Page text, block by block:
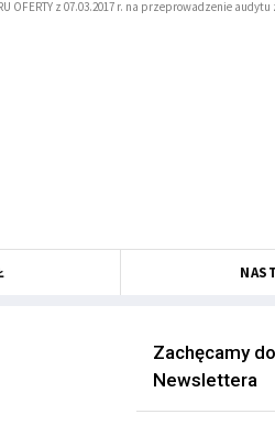
OFERTY z 07.03.2017 r. na przeprowadzenie
Zachęcamy
Newslettera